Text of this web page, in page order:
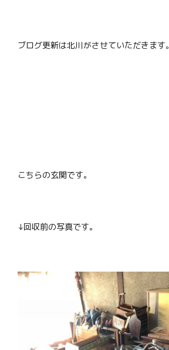
ブログ更新は北川がさせていただきます。
こちらの玄関です。
↓回収前の写真です。